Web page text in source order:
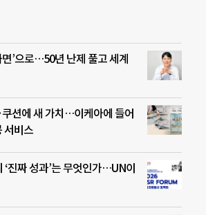
면’으로…50년 난제 풀고 세계
쿠션에 새 가치…이케아에 들어
서비스
‘진짜 성과’는 무엇인가…UN이